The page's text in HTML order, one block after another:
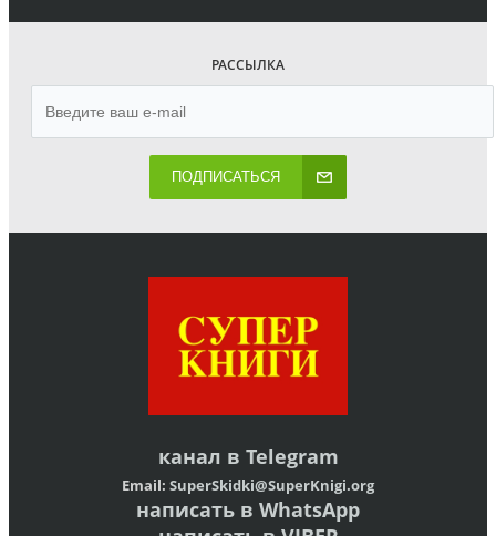
РАССЫЛКА
ПОДПИСАТЬСЯ
канал в Telegram
Email: SuperSkidki@SuperKnigi.org
написать в WhatsApp